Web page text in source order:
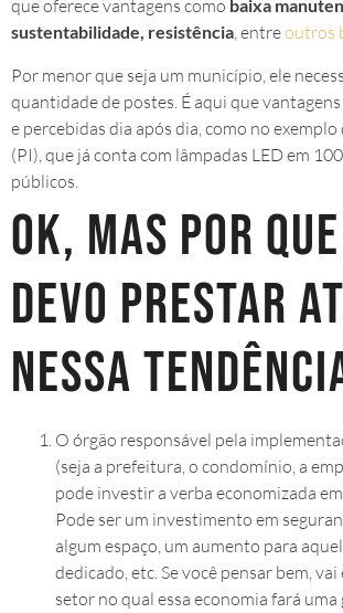
que oferece vantagens como baixa
sustentabilidade, resistência, entreoutros
Por menor que seja um município, ele
quantidade de postes. É aqui que
e percebidas dia após dia, como no
(PI), que já conta com lâmpadas LED em
públicos.
Ok, mas por
devo prestar
nessa
O órgão responsável pela
(seja a prefeitura, o condomínio, a
pode investir a verba economizada em
Pode ser um investimento em
algum espaço, um aumento para
dedicado, etc. Se você pensar bem,
setor no qual essa economia fará